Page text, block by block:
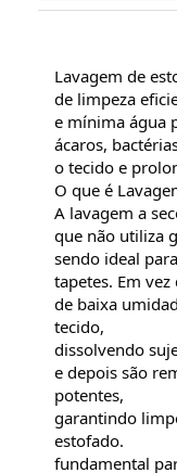
Lavagem de
de limpeza
e mínima água
ácaros,
o tecido e
O que é
A lavagem a
que não utiliza
sendo ideal
tapetes. Em
de baixa
tecido,
dissolvendo
e depois são
potentes,
garantindo
estofado.
fundamental